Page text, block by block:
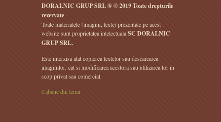
DORALNIC GRUP SRL ® © 2019 Toate drepturile
rezervate
Toate materialele (imagini, texte) prezentate pe acest
website sunt proprietatea intelectualaSC DORALNIC
GRUP SRL.
Este interzisa atat copierea textelor sau descarcarea
imaginilor, cat si modificarea acestora sau utilizarea lor in
scop privat sau comercial.
Cabane din lemn